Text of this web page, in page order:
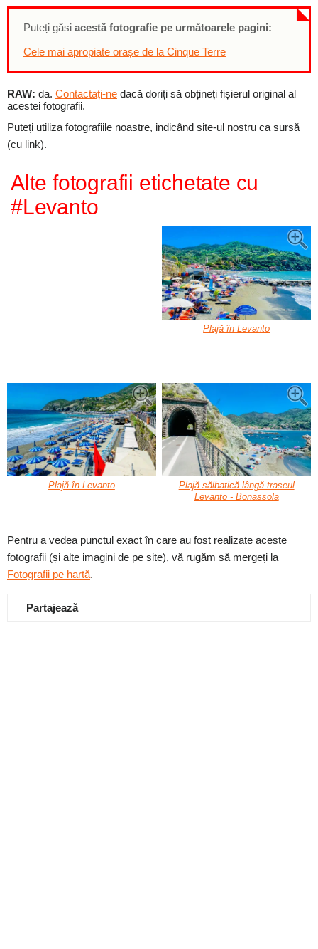
Puteți găsi acestă fotografie pe următoarele pagini:
Cele mai apropiate orașe de la Cinque Terre
RAW: da. Contactați-ne dacă doriți să obțineți fișierul original al
acestei fotografii.
Puteți utiliza fotografiile noastre, indicând site-ul nostru ca sursă
(cu link).
Alte fotografii etichetate cu
#Levanto
Plajă în Levanto
Plajă în Levanto
Plajă sălbatică lângă traseul
Levanto - Bonassola
Pentru a vedea punctul exact în care au fost realizate aceste
fotografii (și alte imagini de pe site), vă rugăm să mergeți la
Fotografii pe hartă.
Partajează